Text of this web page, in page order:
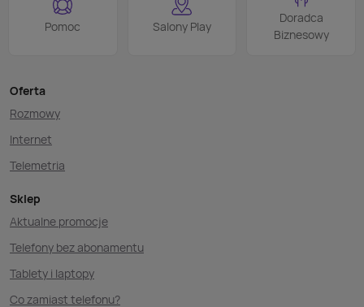
Pomoc Salony Play
Doradca
Biznesowy
Oferta
Rozmowy
Internet
Telemetria
Sklep
Aktualne promocje
Telefony bez abonamentu
Tablety i laptopy
Co zamiast telefonu?